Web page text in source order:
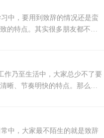
中，要用到致辞的情况还是蛮
的特点。其实很多朋友都不太
面是小编收集整理...
乃至生活中，大家总少不了要
晰、节奏明快的特点。那么你
大家整理的消防致辞（...
中，大家最不陌生的就是致辞